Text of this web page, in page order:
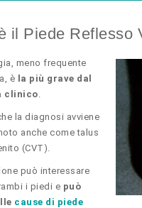
il Piede Reflesso
meno frequente
è la più grave dal
clinico.
la diagnosi avviene
anche come talus
(CVT).
può interessare
i piedi e può
cause di piede